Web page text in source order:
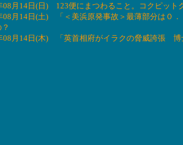
08月14日(日) 123便にまつわること。コクピット
08月14日(土) 「＜美浜原発事故＞最薄部分は０
08月14日(木) 「英首相府がイラクの脅威誇張 博